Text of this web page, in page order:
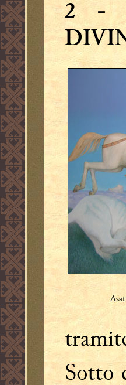
2-
Sotto